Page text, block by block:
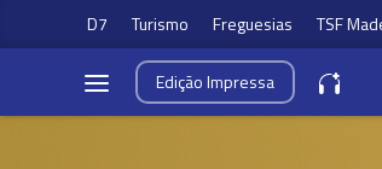
D7 Turismo Freguesias TSF
EdiçãoImpressa